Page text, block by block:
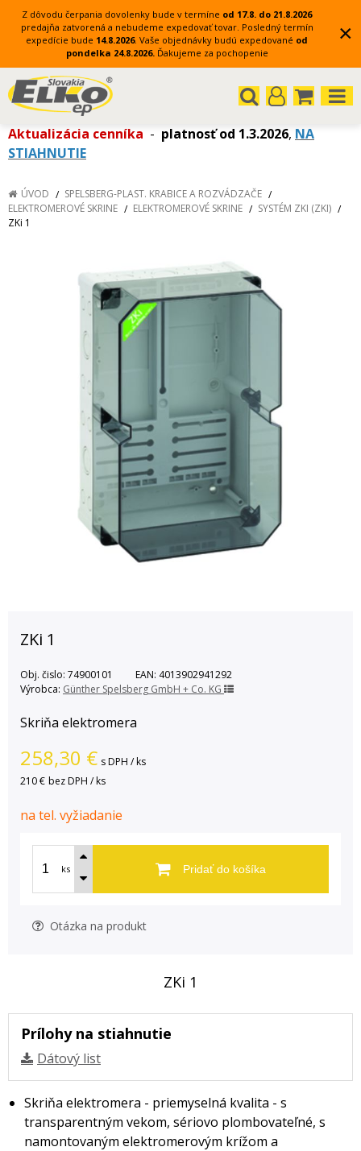
Z dôvodu čerpania dovolenky bude v termíne od 17.8. do 21.8.2026
predajňa zatvorená a nebudeme expedovať tovar. Posledný termín
expedície bude 14.8.2026. Vaše objednávky budú expedované od
pondelka 24.8.2026. Ďakujeme za pochopenie
×
Aktualizácia cenníka - platnosť od 1.3.2026, NA
STIAHNUTIE
ÚVOD
SPELSBERG-PLAST. KRABICE A ROZVÁDZAČE
ELEKTROMEROVÉ SKRINE
ELEKTROMEROVÉ SKRINE
SYSTÉM ZKI (ZKI)
ZKi 1
ZKi 1
Obj. čislo: 74900101 EAN: 4013902941292
Výrobca: Günther Spelsberg GmbH + Co. KG
Skriňa elektromera
258,30 € s DPH / ks
210 € bez DPH / ks
na tel. vyžiadanie
ks Pridať do košíka
Otázka na produkt
ZKi 1
Prílohy na stiahnutie
Dátový list
Skriňa elektromera - priemyselná kvalita - s
transparentným vekom, sériovo plombovateľné, s
namontovaným elektromerovým krížom a